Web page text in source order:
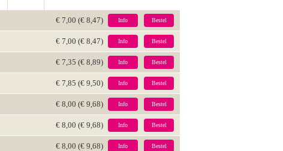
€ 7,00 (€ 8,47) Info Bestel
€ 7,00 (€ 8,47) Info Bestel
€ 7,35 (€ 8,89) Info Bestel
€ 7,85 (€ 9,50) Info Bestel
€ 8,00 (€ 9,68) Info Bestel
€ 8,00 (€ 9,68) Info Bestel
€ 8,00 (€ 9,68) Info Bestel